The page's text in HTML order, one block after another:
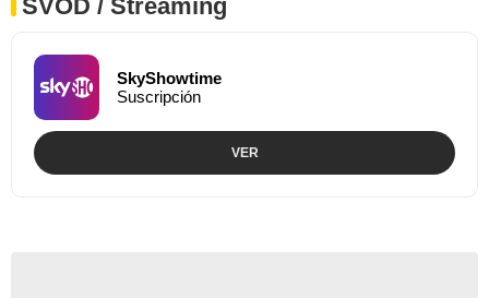
SVOD / Streaming
SkyShowtime
Suscripción
VER